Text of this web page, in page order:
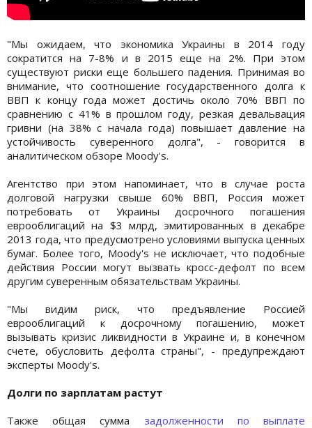
"Мы ожидаем, что экономика Украины в 2014 году
сократится на 7-8% и в 2015 еще на 2%. При этом
существуют риски еще большего падения. Принимая во
внимание, что соотношение государственного долга к
ВВП к концу года может достичь около 70% ВВП по
сравнению с 41% в прошлом году, резкая девальвация
гривни (на 38% с начала года) повышает давление на
устойчивость суверенного долга", - говорится в
аналитическом обзоре Moody's.
Агентство при этом напоминает, что в случае роста
долговой нагрузки cвыше 60% ВВП, Россия может
потребовать от Украины досрочного погашения
еврооблигаций на $3 млрд, эмитированных в декабре
2013 года, что предусмотрено условиями выпуска ценных
бумаг. Более того, Moody's не исключает, что подобные
действия России могут вызвать кросс-дефолт по всем
другим суверенным обязательствам Украины.
"Мы видим риск, что предъявление Россией
еврооблигаций к досрочному погашению, может
вызывать кризис ликвидности в Украине и, в конечном
счете, обусловить дефолта страны", - предупреждают
эксперты Moody's.
Долги по зарплатам растут
Также общая сумма задолженности по выплате